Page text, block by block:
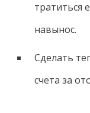
тратиться
навынос.
Сделать
счета за